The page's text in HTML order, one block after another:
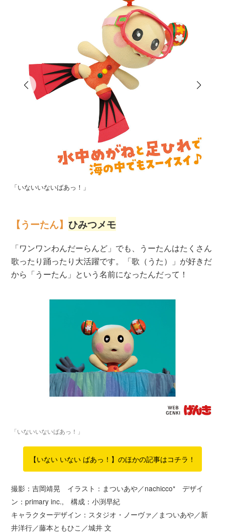
「いないいないばあっ！」
【うーたん】ひみつメモ
「ワンワンわんだーらんど」でも、うーたんはたくさん
歌ったり踊ったり大活躍です。「歌（うた）」が好きだ
から「うーたん」という名前になったんだって！
「いないいないばあっ！」
【いない いない ばあっ！】のほかの記事はコチラ！
撮影：吉岡靖晃 イラスト：まついあや／nachicco* デザイ
ン：primary inc., 構成：小渕早紀
キャラクターデザイン：スタジオ・ノーヴァ／まついあや／新
井洋行／藤本ともひこ／城井 文